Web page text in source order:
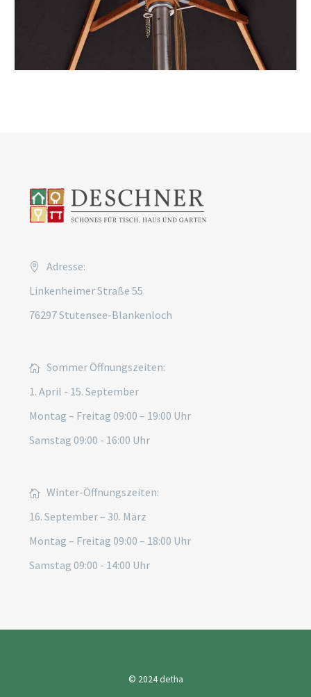
Adresse:
Linkenheimer Straße 55
76297 Stutensee-Blankenloch
Sommer Öffnungszeiten:
1. April - 15. September
Montag – Freitag 09:00 – 19:00 Uhr
Samstag 09:00 - 16:00 Uhr
Winter-Öffnungszeiten:
16. September – 30. März
Montag – Freitag 09:00 – 18:00 Uhr
Samstag 09:00 - 14:00 Uhr
© 2024detha